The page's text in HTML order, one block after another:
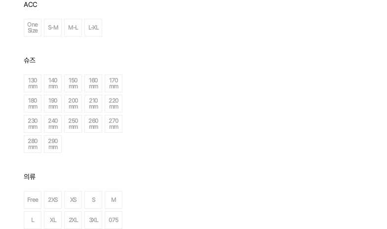
ACC
One
Size
S-M M-L L-XL
슈즈
130
mm
140
mm
150
mm
160
mm
170
mm
180
mm
190
mm
200
mm
210
mm
220
mm
230
mm
240
mm
250
mm
260
mm
270
mm
280
mm
290
mm
의류
Free 2XS XS S M
L XL 2XL 3XL 075